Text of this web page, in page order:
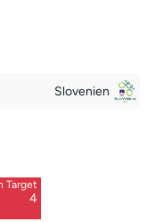
Slovenien
Target
4